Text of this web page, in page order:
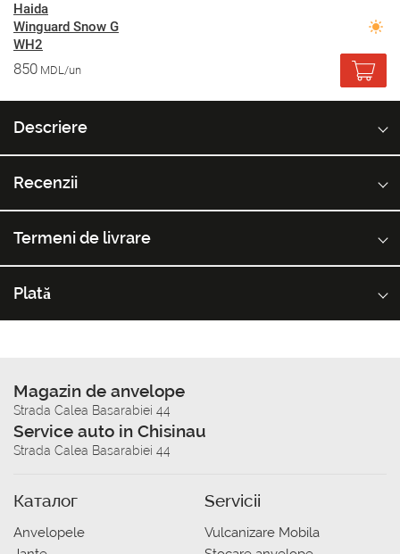
Haida
Winguard Snow G
WH2
850 MDL/un
Descriere
Recenzii
Termeni de livrare
Plată
Magazin de anvelope
Strada Calea Basarabiei 44
Service auto in Chisinau
Strada Calea Basarabiei 44
Каталог
Anvelopele
Servicii
Vulcanizare Mobila